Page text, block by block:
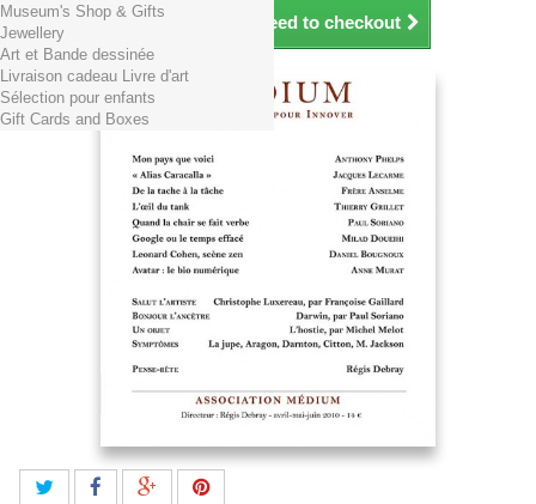
Continue shopping Proceed to checkout
Museum's Shop & Gifts
Jewellery
Art et Bande dessinée
Livraison cadeau Livre d'art
Sélection pour enfants
Gift Cards and Boxes